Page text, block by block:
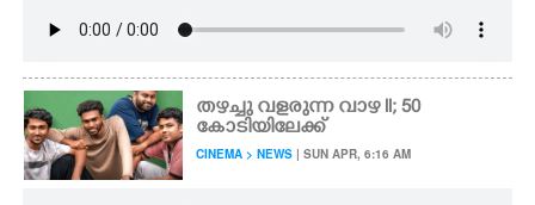
തഴച്ചു വളരുന്ന വാഴ ll; 50
കോടിയിലേക്ക്
CINEMA > NEWS | SUN APR, 6:16 AM